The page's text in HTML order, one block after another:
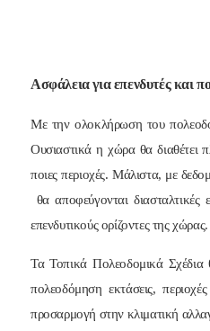
Ασφάλεια για επενδυτές και
Με την ολοκλήρωση του
Ουσιαστικά η χώρα θα διαθέτει
ποιες περιοχές. Μάλιστα, με
θα αποφεύγονται
επενδυτικούς ορίζοντες της χώρας.
Τα Τοπικά Πολεοδομικά Σχέδια
πολεοδόμηση εκτάσεις,
προσαρμογή στην κλιματική